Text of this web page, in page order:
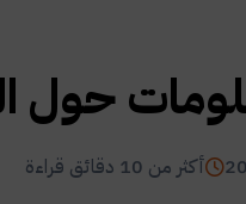
حول
أكثر من 10 دقائق قراءة